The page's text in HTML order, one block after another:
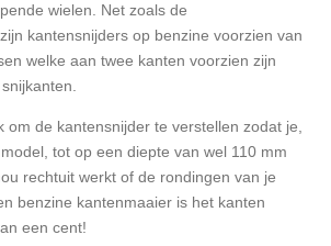
wielen. Net zoals de
kantensnijders op benzine voorzien van
welke aan twee kanten voorzien zijn
om de kantensnijder te verstellen zodat je,
tot op een diepte van wel 110 mm
rechtuit werkt of de rondingen van je
benzine kantenmaaier is het kanten
een cent!